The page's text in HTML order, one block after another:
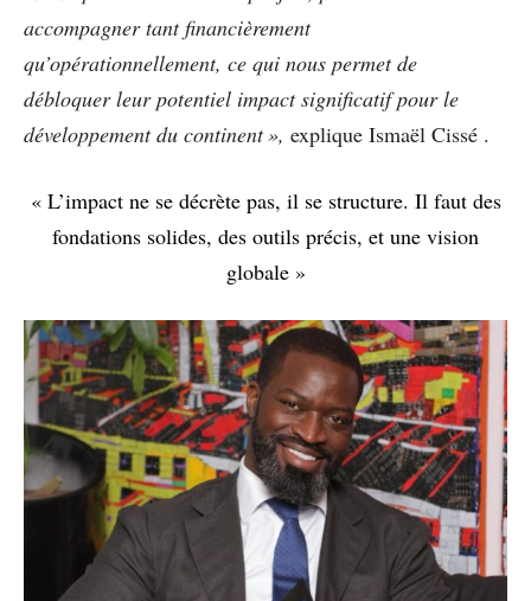
accompagner tant financièrement
qu’opérationnellement, ce qui nous permet de
débloquer leur potentiel impact significatif pour le
développement du continent », explique Ismaël Cissé .
« L’impact ne se décrète pas, il se structure. Il faut des
fondations solides, des outils précis, et une vision
globale »